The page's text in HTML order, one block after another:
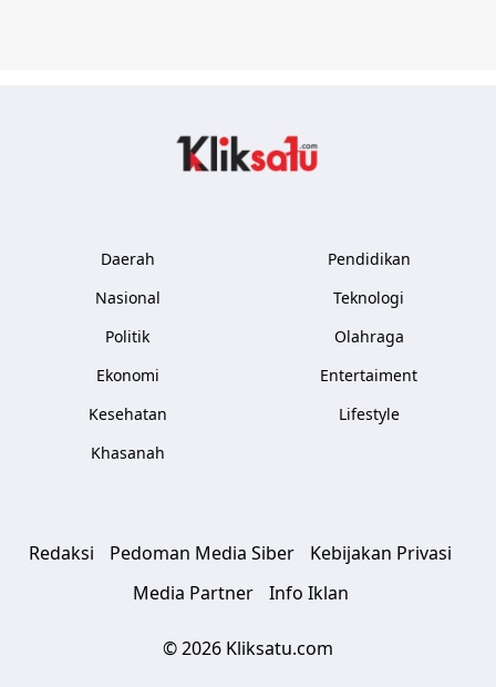
Daerah
Nasional
Politik
Ekonomi
Kesehatan
Khasanah
Pendidikan
Teknologi
Olahraga
Entertaiment
Lifestyle
Redaksi Pedoman Media Siber
Kebijakan Privasi
Media Partner
Info Iklan
© 2026 Kliksatu.com